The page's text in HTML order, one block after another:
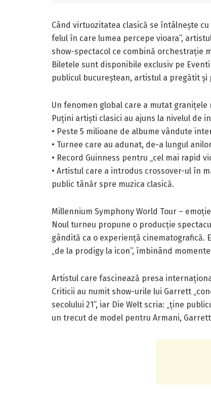
Când virtuozitatea clasică se întâlnește
felul în care lumea percepe vioara”,
show-spectacol ce combină orchestrație
Biletele sunt disponibile exclusiv pe
publicul bucureștean, artistul a pregătit
Un fenomen global care a mutat granițele
Puțini artiști clasici au ajuns la nivelul de
• Peste 5 milioane de albume vândute
• Turnee care au adunat, de-a lungul
• Record Guinness pentru „cel mai rapid
• Artistul care a introdus crossover-ul în
public tânăr spre muzica clasică.
Millennium Symphony World Tour –
Noul turneu propune o producție
gândită ca o experiență cinematografică.
„de la prodigy la icon”, îmbinând
Artistul care fascinează presa
Criticii au numit show-urile lui Garrett
secolului 21”, iar Die Welt scria: „ține
un trecut de model pentru Armani,